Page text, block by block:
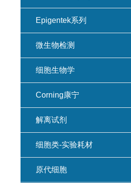
Epigentek系列
微生物检测
细胞生物学
Corning康宁
解离试剂
细胞类-实验耗材
原代细胞